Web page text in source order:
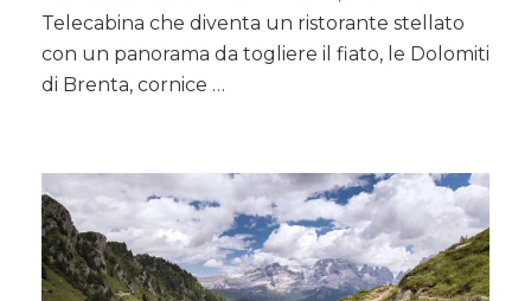
appesi
un
Campiglio
Telecabina che diventa un ristorante stellato
con un panorama da togliere il fiato, le Dolomiti
di Brenta, cornice …